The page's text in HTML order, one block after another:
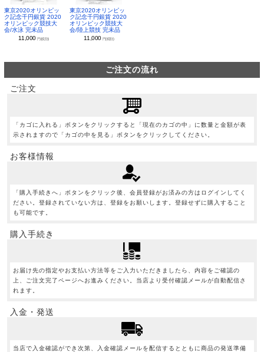
東京2020オリンピッ
ク記念千円銀貨 2020
オリンピック競技大
会/水泳 完未品
11,000円(税別)
東京2020オリンピッ
ク記念千円銀貨 2020
オリンピック競技大
会/陸上競技 完未品
11,000 円(税別)
ご注文の流れ
ご注文
「カゴに入れる」ボタンをクリックすると「現在のカゴの中」に数量と金額が表
示されますので「カゴの中を見る」ボタンをクリックしてください。
お客様情報
「購入手続きへ」ボタンをクリック後、会員登録がお済みの方はログインしてく
ださい。登録されていない方は、登録をお願いします。登録せずに購入すること
も可能です。
購入手続き
お届け先の指定やお支払い方法等をご入力いただきましたら、内容をご確認の
上、ご注文完了ページへお進みください。当店より受付確認メールが自動配信さ
れます。
入金・発送
当店で入金確認ができ次第、入金確認メールを配信するとともに商品の発送準備